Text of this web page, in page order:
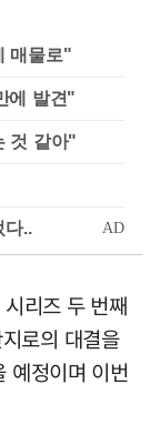
매물로"
에 발견"
것 같아"
리즈 두 번째
로의 대결을
예정이며 이번